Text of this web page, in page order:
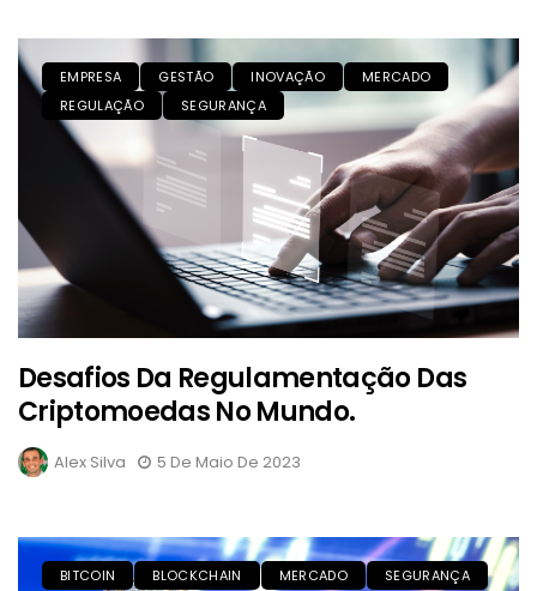
EMPRESA GESTÃO INOVAÇÃO
MERCADO
REGULAÇÃO
SEGURANÇA
Desafios Da Regulamentação Das
Criptomoedas No Mundo.
Alex Silva 5 De Maio De 2023
BITCOIN BLOCKCHAIN MERCADO SEGURANÇA